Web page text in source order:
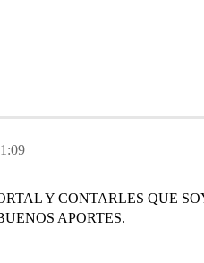
Y CONTARLES QUE
APORTES.